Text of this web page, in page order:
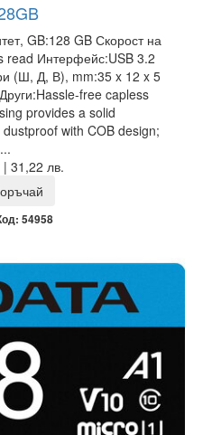
GB:128 GB Скорост на
read Интерфейс:USB 3.2
(Ш, Д, В), mm:35 x 12 x 5
free capless
provides a solid
with COB design;
31,22 лв.
54958